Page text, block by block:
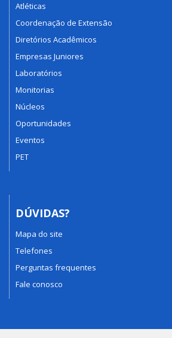
Atléticas
Coordenação de Extensão
Diretórios Acadêmicos
Empresas Juniores
Laboratórios
Monitorias
Núcleos
Oportunidades
Eventos
PET
DÚVIDAS?
Mapa do site
Telefones
Perguntas frequentes
Fale conosco